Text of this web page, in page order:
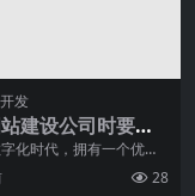
发
建设公司时要注
关键点
化时代，拥有一个优质
企业或个人来说至关重
选择一家专
28